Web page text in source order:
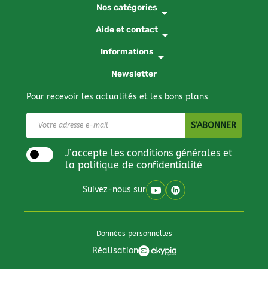
Nos catégories arrow_drop_down
Aide et contact arrow_drop_down
Informations arrow_drop_down
Newsletter
Pour recevoir les actualités et les bons plans
J’accepte les conditions générales et
la politique de confidentialité
Suivez-nous sur
Données personnelles
Réalisation